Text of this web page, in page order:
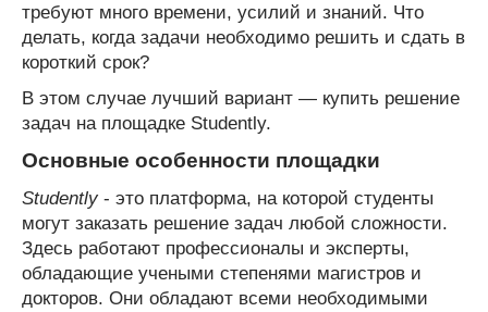
требуют много времени, усилий и знаний. Что
делать, когда задачи необходимо решить и сдать в
короткий срок?
В этом случае лучший вариант — купить решение
задач на площадке Studently.
Основные особенности площадки
Studently- это платформа, на которой студенты
могут заказать решение задач любой сложности.
Здесь работают профессионалы и эксперты,
обладающие учеными степенями магистров и
докторов. Они обладают всеми необходимыми